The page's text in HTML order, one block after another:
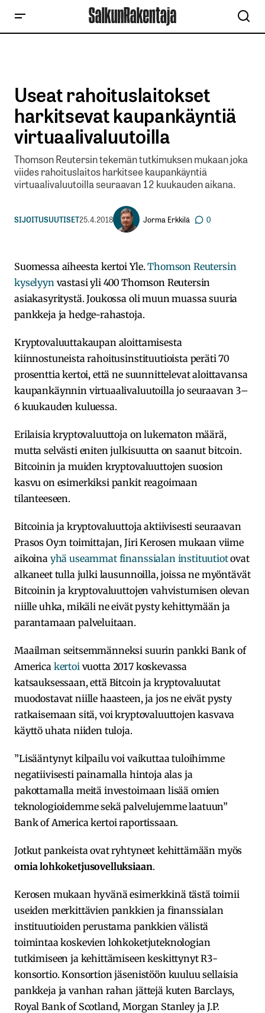
Useat rahoituslaitokset
harkitsevat kaupankäyntiä
virtuaalivaluutoilla
Thomson Reutersin tekemän tutkimuksen mukaan joka
viides rahoituslaitos harkitsee kaupankäyntiä
virtuaalivaluutoilla seuraavan 12 kuukauden aikana.
SIJOITUSUUTISET25.4.2018 Jorma Erkkilä 0
Suomessa aiheesta kertoi Yle.Thomson Reutersin
kyselyyn vastasi yli 400 Thomson Reutersin
asiakasyritystä. Joukossa oli muun muassa suuria
pankkeja ja hedge-rahastoja.
Kryptovaluuttakaupan aloittamisesta
kiinnostuneista rahoitusinstituutioista peräti 70
prosenttia kertoi, että ne suunnittelevat aloittavansa
kaupankäynnin virtuaalivaluutoilla jo seuraavan 3–
6 kuukauden kuluessa.
Erilaisia kryptovaluuttoja on lukematon määrä,
mutta selvästi eniten julkisuutta on saanut bitcoin.
Bitcoinin ja muiden kryptovaluuttojen suosion
kasvu on esimerkiksi pankit reagoimaan
tilanteeseen.
Bitcoinia ja kryptovaluuttoja aktiivisesti seuraavan
Prasos Oy:n toimittajan, Jiri Kerosen mukaan viime
aikoina yhä useammat finanssialan instituutiotovat
alkaneet tulla julki lausunnoilla, joissa ne myöntävät
Bitcoinin ja kryptovaluuttojen vahvistumisen olevan
niille uhka, mikäli ne eivät pysty kehittymään ja
parantamaan palveluitaan.
Maailman seitsemmänneksi suurin pankki Bank of
America kertoi vuotta 2017 koskevassa
katsauksessaan, että Bitcoin ja kryptovaluutat
muodostavat niille haasteen, ja jos ne eivät pysty
ratkaisemaan sitä, voi kryptovaluuttojen kasvava
käyttö uhata niiden tuloja.
”Lisääntynyt kilpailu voi vaikuttaa tuloihimme
negatiivisesti painamalla hintoja alas ja
pakottamalla meitä investoimaan lisää omien
teknologioidemme sekä palvelujemme laatuun”
Bank of America kertoi raportissaan.
Jotkut pankeista ovat ryhtyneet kehittämään myös
omia lohkoketjusovelluksiaan.
Kerosen mukaan hyvänä esimerkkinä tästä toimii
useiden merkittävien pankkien ja finanssialan
instituutioiden perustama pankkien välistä
toimintaa koskevien lohkoketjuteknologian
tutkimiseen ja kehittämiseen keskittynyt R3-
konsortio. Konsortion jäsenistöön kuuluu sellaisia
pankkeja ja vanhan rahan jättejä kuten Barclays,
Royal Bank of Scotland, Morgan Stanley ja J.P.